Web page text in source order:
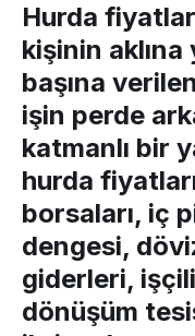
Hurda
kişinin aklına
başına
işin perde
katmanlı bir
hurda
borsaları, iç
dengesi,
giderleri,
dönüşüm